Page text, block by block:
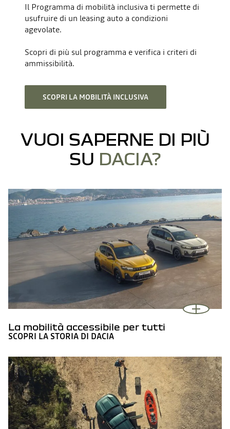
Il Programma di mobilità inclusiva ti permette di
usufruire di un leasing auto a condizioni
agevolate.
Scopri di più sul programma e verifica i criteri di
ammissibilità.
SCOPRI LA MOBILITÀ INCLUSIVA
VUOI SAPERNE DI PIÙ
SU DACIA?
La mobilità accessibile per tutti
SCOPRI LA STORIA DI DACIA